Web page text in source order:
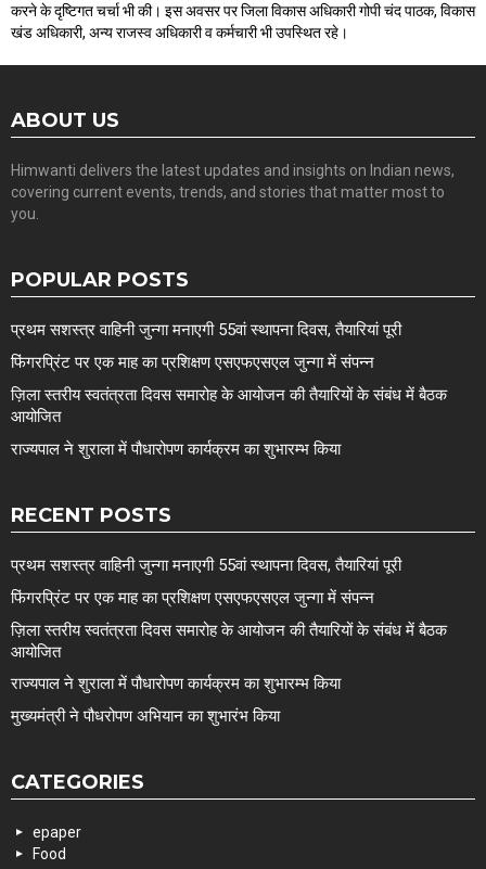
करने के दृष्टिगत चर्चा भी की। इस अवसर पर जिला विकास अधिकारी गोपी चंद पाठक, विकास
खंड अधिकारी, अन्य राजस्व अधिकारी व कर्मचारी भी उपस्थित रहे।
ABOUT US
Himwanti delivers the latest updates and insights on Indian news,
covering current events, trends, and stories that matter most to
you.
POPULAR POSTS
प्रथम सशस्त्र वाहिनी जुन्गा मनाएगी 55वां स्थापना दिवस, तैयारियां पूरी
फिंगरप्रिंट पर एक माह का प्रशिक्षण एसएफएसएल जुन्गा में संपन्न
ज़िला स्तरीय स्वतंत्रता दिवस समारोह के आयोजन की तैयारियों के संबंध में बैठक
आयोजित
राज्यपाल ने शुराला में पौधारोपण कार्यक्रम का शुभारम्भ किया
RECENT POSTS
प्रथम सशस्त्र वाहिनी जुन्गा मनाएगी 55वां स्थापना दिवस, तैयारियां पूरी
फिंगरप्रिंट पर एक माह का प्रशिक्षण एसएफएसएल जुन्गा में संपन्न
ज़िला स्तरीय स्वतंत्रता दिवस समारोह के आयोजन की तैयारियों के संबंध में बैठक
आयोजित
राज्यपाल ने शुराला में पौधारोपण कार्यक्रम का शुभारम्भ किया
मुख्यमंत्री ने पौधरोपण अभियान का शुभारंभ किया
CATEGORIES
epaper
Food